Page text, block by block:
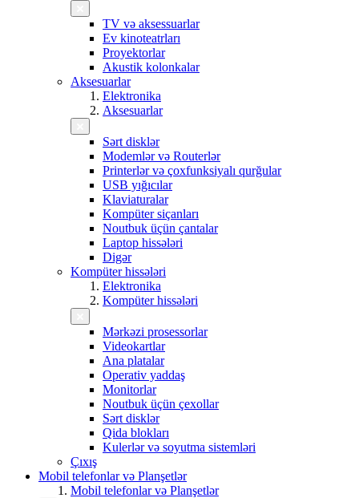
TV və aksessuarlar
Ev kinoteatrları
Proyektorlar
Akustik kolonkalar
Aksesuarlar
Elektronika
Aksesuarlar
Sərt disklər
Modemlər və Routerlər
Printerlər və çoxfunksiyalı qurğular
USB yığıcılar
Klaviaturalar
Kompüter siçanları
Noutbuk üçün çantalar
Laptop hissələri
Digər
Kompüter hissələri
Elektronika
Kompüter hissələri
Mərkəzi prosessorlar
Videokartlar
Ana platalar
Operativ yaddaş
Monitorlar
Noutbuk üçün çexollar
Sərt disklər
Qida blokları
Kulerlər və soyutma sistemləri
Çıxış
Mobil telefonlar və Planşetlər
Mobil telefonlar və Planşetlər